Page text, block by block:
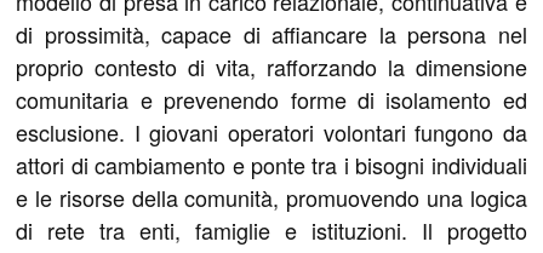
di prossimità, capace di affiancare la persona nel
proprio contesto di vita, rafforzando la dimensione
comunitaria e prevenendo forme di isolamento ed
esclusione. I giovani operatori volontari fungono da
attori di cambiamento e ponte tra i bisogni individuali
e le risorse della comunità, promuovendo una logica
di rete tra enti, famiglie e istituzioni. Il progetto